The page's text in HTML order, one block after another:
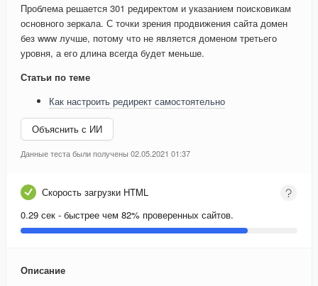
Проблема решается 301 редиректом и указанием поисковикам
основного зеркала. С точки зрения продвижения сайта домен
без www лучше, потому что не является доменом третьего
уровня, а его длина всегда будет меньше.
Статьи по теме
Как настроить редирект самостоятельно
Объяснить с ИИ
Данные теста были получены 02.05.2021 01:37
Скорость загрузки HTML
0.29 сек - быстрее чем 82% проверенных сайтов.
Описание